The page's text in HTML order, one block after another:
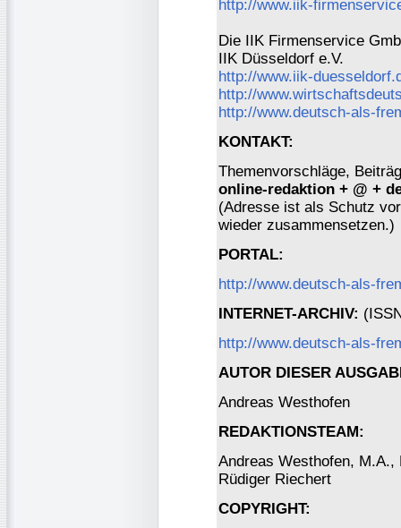
http://www.iik-
Die IIK Firmenservice
IIK Düsseldorf e.V.
http://www.iik-
http://
http://www.deutsch-als-
KONTAKT:
Themenvorschläge,
online-redaktion + @ +
(Adresse ist als Schutz
wieder zusammensetzen.)
PORTAL:
http://www.deutsch-als-
INTERNET-ARCHIV:
http://www.deutsch-als-
AUTOR DIESER
Andreas Westhofen
REDAKTIONSTEAM:
Andreas Westhofen, M.A.,
Rüdiger Riechert
COPYRIGHT: